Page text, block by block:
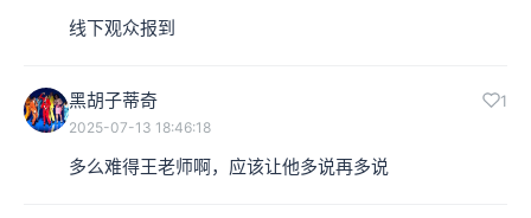
线下观众报到
黑胡子蒂奇 1
2025-07-13 18:46:18
多么难得王老师啊，应该让他多说再多说